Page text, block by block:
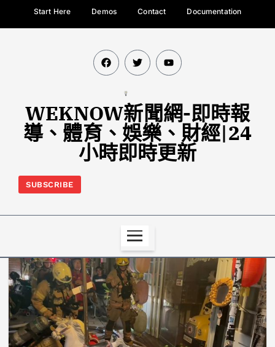
Start Here Demos Contact Documentation
WEKNOW新聞網-即時報
導、體育、娛樂、財經|24
小時即時更新
SUBSCRIBE